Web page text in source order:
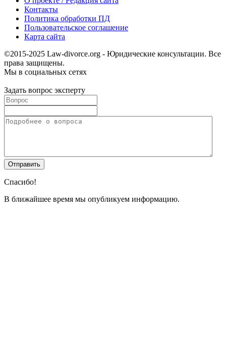
Контакты
Политика обработки ПД
Пользовательское соглашение
Карта сайта
©2015-2025 Law-divorce.org - Юридические консультации. Все
права защищены.
Мы в социальных сетях
Задать вопрос эксперту
Спасибо!
В ближайшее время мы опубликуем информацию.